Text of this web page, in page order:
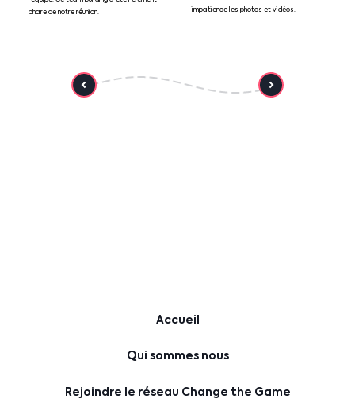
phare de notre réunion.
impatience les photos et vidéos.
Accueil
Qui sommes nous
Rejoindre le réseau Change the Game